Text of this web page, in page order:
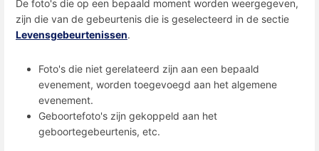
De foto's die op een bepaald moment worden weergegeven,
zijn die van de gebeurtenis die is geselecteerd in de sectie
Levensgebeurtenissen.
Foto's die niet gerelateerd zijn aan een bepaald
evenement, worden toegevoegd aan het algemene
evenement.
Geboortefoto's zijn gekoppeld aan het
geboortegebeurtenis, etc.